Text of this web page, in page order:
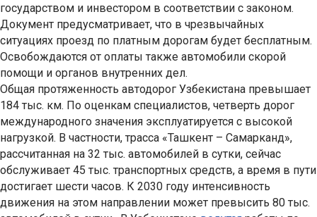
государством и инвестором в соответствии с законом.
Документ предусматривает, что в чрезвычайных
ситуациях проезд по платным дорогам будет бесплатным.
Освобождаются от оплаты также автомобили скорой
помощи и органов внутренних дел.
Общая протяженность автодорог Узбекистана превышает
184 тыс. км. По оценкам специалистов, четверть дорог
международного значения эксплуатируется с высокой
нагрузкой. В частности, трасса «Ташкент – Самарканд»,
рассчитанная на 32 тыс. автомобилей в сутки, сейчас
обслуживает 45 тыс. транспортных средств, а время в пути
достигает шести часов. К 2030 году интенсивность
движения на этом направлении может превысить 80 тыс.